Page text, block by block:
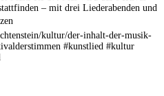
– mit drei Liederabenden und
kultur/der-inhalt-der-musik-
#kunstlied #kultur